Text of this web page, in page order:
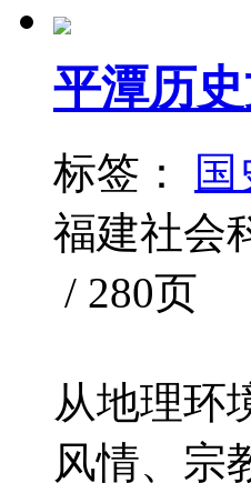
平潭历
标签：
国
福建社会
/ 280页
从地理环
风情、宗